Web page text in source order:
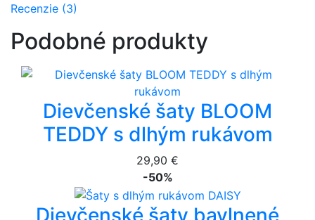
Recenzie (3)
Podobné produkty
Dievčenské šaty BLOOM
TEDDY s dlhým rukávom
29,90 €
-50%
Dievčenské šaty bavlnené